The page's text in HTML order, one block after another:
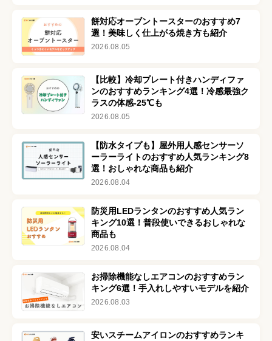
餅対応オーブントースターのおすすめ7
選！美味しく仕上がる焼き方も紹介
2026.08.05
【比較】冷却プレート付きハンディファ
ンのおすすめランキング4選！冷感最強ク
ラスの体感-25℃も
2026.08.05
【防水タイプも】屋外用人感センサーソ
ーラーライトのおすすめ人気ランキング8
選！おしゃれな商品も紹介
2026.08.04
防災用LEDランタンのおすすめ人気ラン
キング10選！普段使いできるおしゃれな
商品も
2026.08.04
お掃除機能なしエアコンのおすすめラン
キング6選！手入れしやすいモデルを紹介
2026.08.03
安いスチームアイロンのおすすめランキ